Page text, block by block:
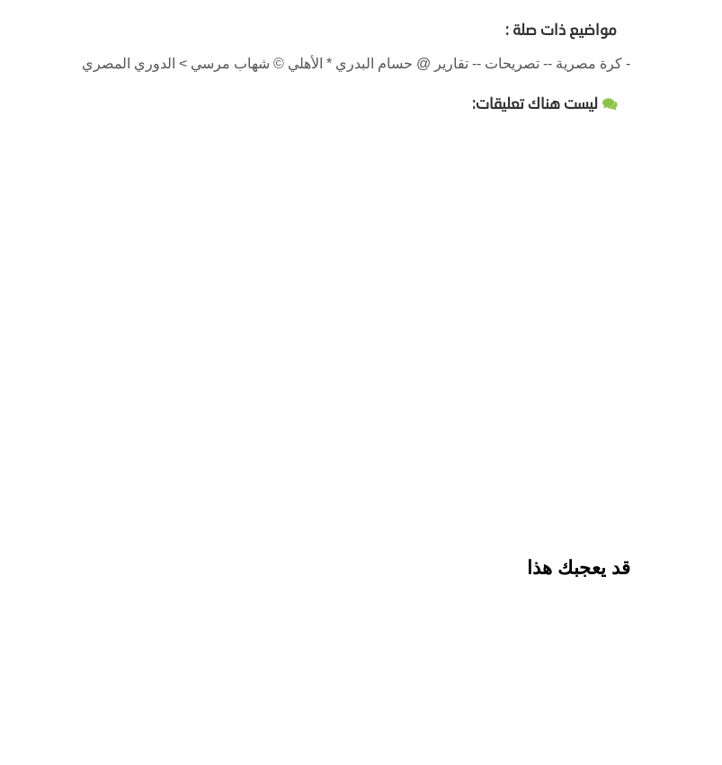
مواضيع ذات صلة :
- كرة مصرية -- تصريحات -- تقارير @ حسام البدري * الأهلي © شهاب مرسي > الدوري المصري
ليست هناك تعليقات:
قد يعجبك هذا